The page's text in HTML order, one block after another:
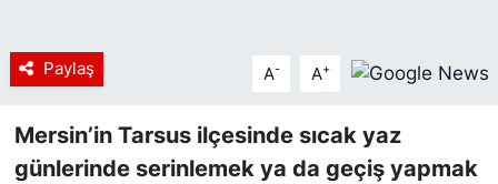
Paylaş A- A+
Mersin’in Tarsus ilçesinde sıcak yaz
günlerinde serinlemek ya da geçiş yapmak